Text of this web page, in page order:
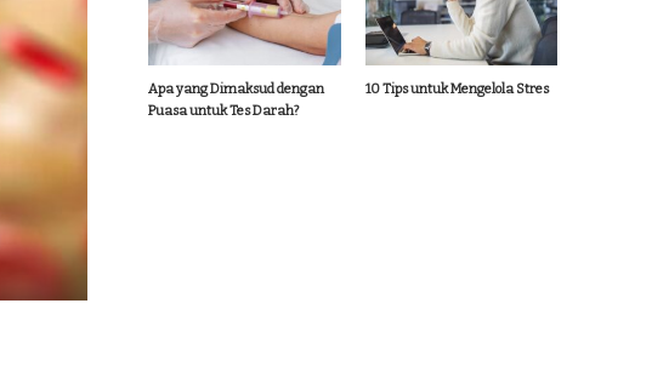
Apa yang Dimaksud dengan
Puasa untuk Tes Darah?
10 Tips untuk Mengelola Stres